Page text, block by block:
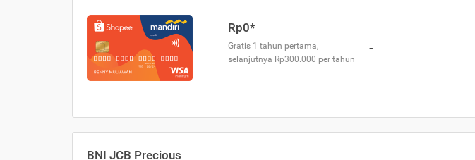
Rp0*
Gratis 1 tahun pertama,
selanjutnya Rp300.000 per tahun
-
BNI JCB Precious